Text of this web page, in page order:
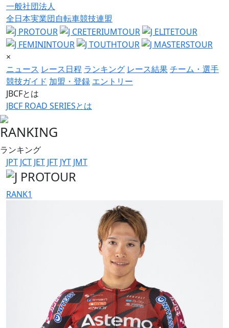
一般社団法人
全日本実業団自転車競技連盟
×
ニュース レース日程 ランキング レース結果チーム・選手
競技ガイド 加盟・登録 エントリー
JBCFとは
JBCF ROAD SERIESとは
RANKING
ランキング
JPT JCT JET JFT JYT JMT
RANK1